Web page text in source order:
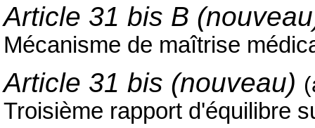
Article 31 bis B
Mécanisme de maîtrise
Article 31 bis (nouveau)
Troisième rapport d'équilibre